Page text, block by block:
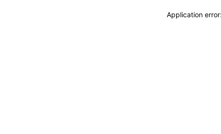
Application